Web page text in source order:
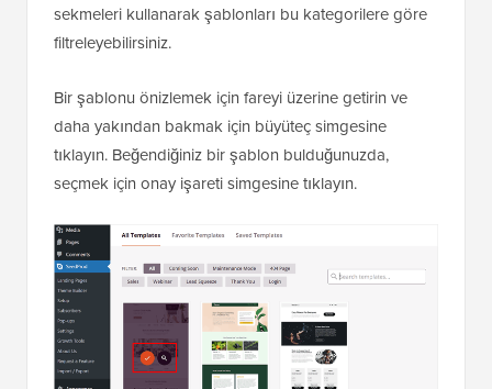
sekmeleri kullanarak şablonları bu kategorilere göre
filtreleyebilirsiniz.
Bir şablonu önizlemek için fareyi üzerine getirin ve
daha yakından bakmak için büyüteç simgesine
tıklayın. Beğendiğiniz bir şablon bulduğunuzda,
seçmek için onay işareti simgesine tıklayın.